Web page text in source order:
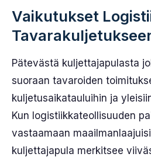
Vaikutukset
Pätevästä kuljettajapulasta
suoraan tavaroiden
kuljetusaikatauluihin ja
Kun logistiikkateollisuuden
vastaamaan
kuljettajapula merkitsee